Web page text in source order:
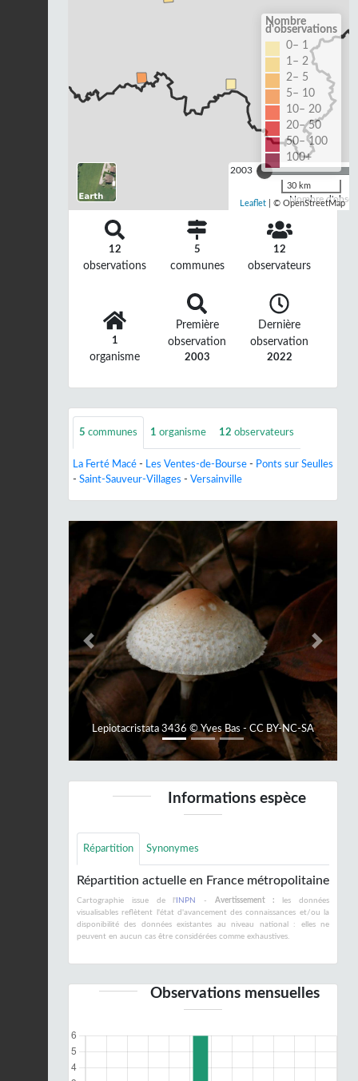
2003
Nombre
Nombre
d'observations
0– 1
1– 2
2– 5
5– 10
10– 20
20– 50
50– 100
100+
30 km
Leaflet | © OpenStreetMap
12
observations
5
communes
12
observateurs
1
organisme
Première
observation
2003
Dernière
observation
2022
5 communes 1 organisme 12 observateurs
La Ferté Macé - Les Ventes-de-Bourse - Ponts sur Seulles
- Saint-Sauveur-Villages - Versainville
Lepiotacristata 3436 © Yves Bas - CC BY-NC-SA
Previous Next
Informations espèce
Répartition Synonymes
Répartition actuelle en France métropolitaine
Cartographie issue de l' INPN - Avertissement : les données
visualisables reflètent l'état d'avancement des connaissances et/ou la
disponibilité des données existantes au niveau national : elles ne
peuvent en aucun cas être considérées comme exhaustives.
Observations mensuelles